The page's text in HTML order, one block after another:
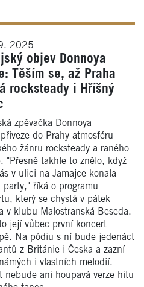
2025
objev Donnoya
Těším se, až Praha
rocksteady i Hříšný
zpěvačka Donnoya
do Prahy atmosféru
žánru rocksteady a raného
"Přesně takhle to znělo, když
v ulici na Jamajce konala
party," říká o programu
který se chystá v pátek
v klubu Malostranská Beseda.
její vůbec první koncert
Na pódiu s ní bude jedenáct
z Británie i Česka a zazní
i vlastních melodií.
nebude ani houpavá verze hitu